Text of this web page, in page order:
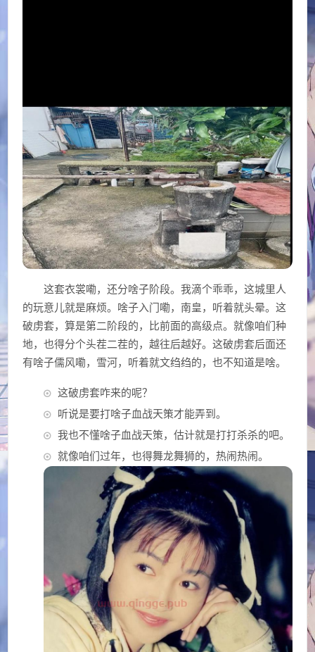
这套衣裳嘞，还分啥子阶段。我滴个乖乖，这城里人
的玩意儿就是麻烦。啥子入门嘞，南皇，听着就头晕。这
破虏套，算是第二阶段的，比前面的高级点。就像咱们种
地，也得分个头茬二茬的，越往后越好。这破虏套后面还
有啥子儒风嘞，雪河，听着就文绉绉的，也不知道是啥。
这破虏套咋来的呢？
听说是要打啥子血战天策才能弄到。
我也不懂啥子血战天策，估计就是打打杀杀的吧。
就像咱们过年，也得舞龙舞狮的，热闹热闹。